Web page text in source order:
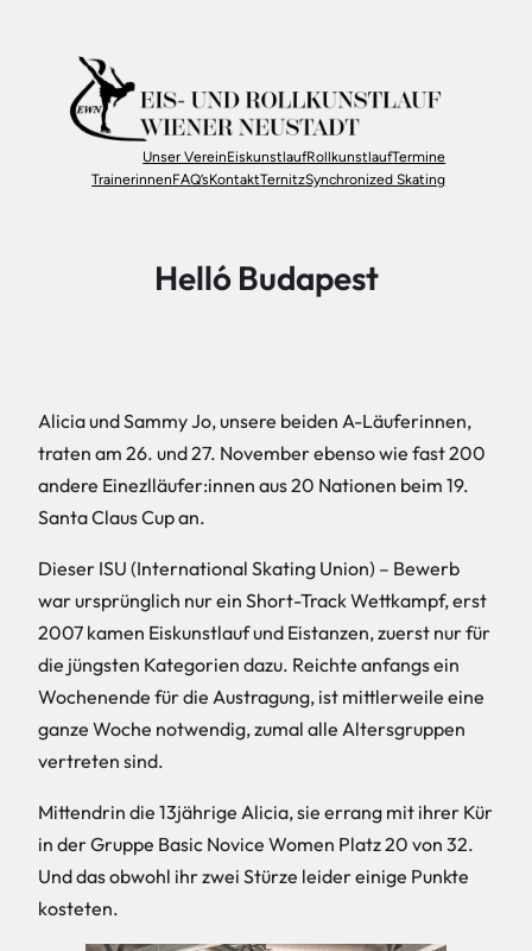
springen
Unser VereinEiskunstlaufRollkunstlaufTermine
TrainerinnenFAQ’sKontaktTernitzSynchronized Skating
Helló Budapest
Alicia und Sammy Jo, unsere beiden A-Läuferinnen,
traten am 26. und 27. November ebenso wie fast 200
andere Einezlläufer:innen aus 20 Nationen beim 19.
Santa Claus Cup an.
Dieser ISU (International Skating Union) – Bewerb
war ursprünglich nur ein Short-Track Wettkampf, erst
2007 kamen Eiskunstlauf und Eistanzen, zuerst nur für
die jüngsten Kategorien dazu. Reichte anfangs ein
Wochenende für die Austragung, ist mittlerweile eine
ganze Woche notwendig, zumal alle Altersgruppen
vertreten sind.
Mittendrin die 13jährige Alicia, sie errang mit ihrer Kür
in der Gruppe Basic Novice Women Platz 20 von 32.
Und das obwohl ihr zwei Stürze leider einige Punkte
kosteten.